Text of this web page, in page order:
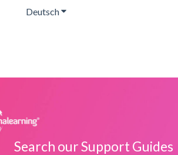
DeutschUntermenü für
Search our Support Guides